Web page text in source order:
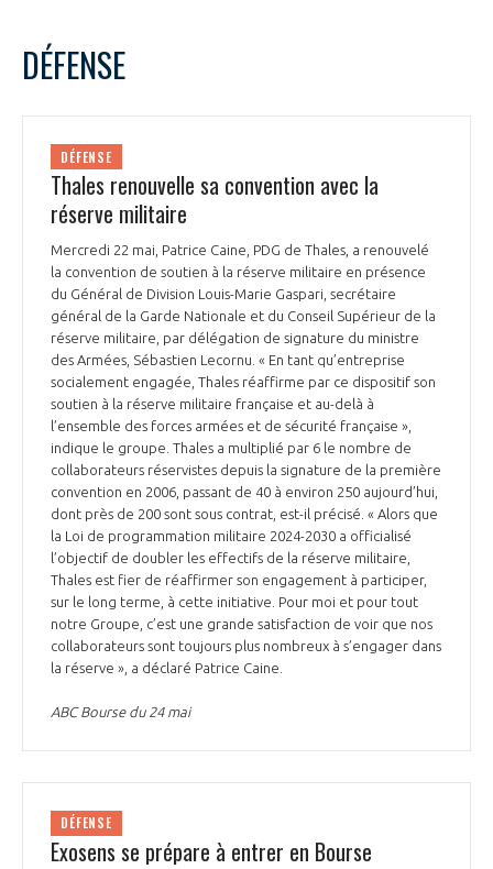
DÉFENSE
DÉFENSE
Thales renouvelle sa convention avec la
réserve militaire
Mercredi 22 mai, Patrice Caine, PDG de Thales, a renouvelé
la convention de soutien à la réserve militaire en présence
du Général de Division Louis-Marie Gaspari, secrétaire
général de la Garde Nationale et du Conseil Supérieur de la
réserve militaire, par délégation de signature du ministre
des Armées, Sébastien Lecornu. « En tant qu’entreprise
socialement engagée, Thales réaffirme par ce dispositif son
soutien à la réserve militaire française et au-delà à
l’ensemble des forces armées et de sécurité française »,
indique le groupe. Thales a multiplié par 6 le nombre de
collaborateurs réservistes depuis la signature de la première
convention en 2006, passant de 40 à environ 250 aujourd’hui,
dont près de 200 sont sous contrat, est-il précisé. « Alors que
la Loi de programmation militaire 2024-2030 a officialisé
l’objectif de doubler les effectifs de la réserve militaire,
Thales est fier de réaffirmer son engagement à participer,
sur le long terme, à cette initiative. Pour moi et pour tout
notre Groupe, c’est une grande satisfaction de voir que nos
collaborateurs sont toujours plus nombreux à s’engager dans
la réserve », a déclaré Patrice Caine.
ABC Bourse du 24 mai
DÉFENSE
Exosens se prépare à entrer en Bourse